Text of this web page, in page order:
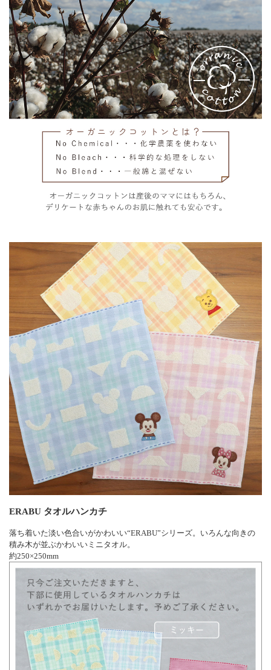
ERABU タオルハンカチ
落ち着いた淡い色合いがかわいい“ERABU”シリーズ。いろんな向きの
積み木が並ぶかわいいミニタオル。
約250×250mm